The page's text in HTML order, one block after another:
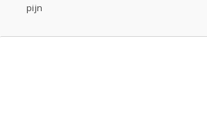
pijn